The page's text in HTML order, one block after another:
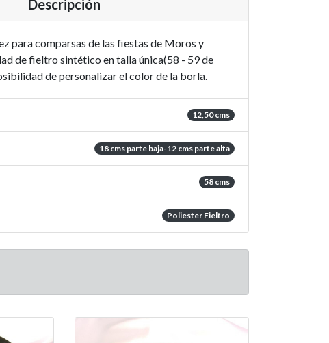
Descripción
para comparsas de las fiestas de Moros y
de fieltro sintético en talla única(58 - 59 de
de personalizar el color de la borla.
12,50 cms
18 cms parte baja-12 cms parte alta
58 cms
Poliester Fieltro